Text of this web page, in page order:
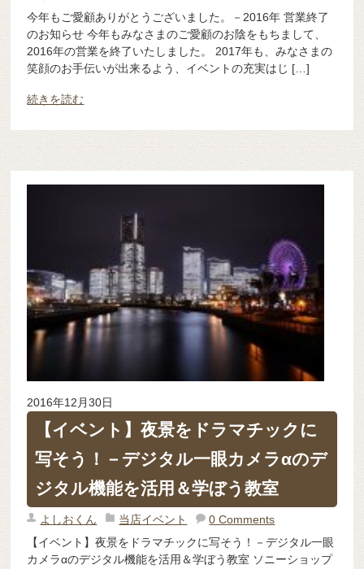
今年もご愛顧ありがとうございました。－2016年 営業終了
のお知らせ 今年もみなさまのご愛顧のお陰をもちまして、
2016年の営業を終了いたしました。 2017年も、みなさまの
笑顔のお手伝いが出来るよう、イベントの充実はじ […]
続きを読む
2016年12月30日
【イベント】夜景をドラマチックに
写そう！－デジタル一眼カメラαのデ
ジタル機能を活用＆学ぼう教室
よしおくん 当店イベント
0 Comments
【イベント】夜景をドラマチックに写そう！－デジタル一眼
カメラαのデジタル機能を活用＆学ぼう教室 ソニーショップ